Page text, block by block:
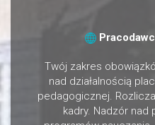
Twój zakres
nad działalnością
pedagogicznej.
kadry. Nadzór nad